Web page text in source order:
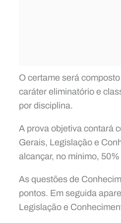
O certame será
caráter eliminatório e
por disciplina.
A prova objetiva contará
Gerais, Legislação e
alcançar, no mínimo,
As questões de
pontos. Em seguida
Legislação e